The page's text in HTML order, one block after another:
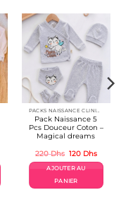
PACKS NAISSANCE CLINIQUE
Pack Naissance 5
Pcs Douceur Coton –
Magical dreams
220Dhs Le
initial
était :
220 Dhs.
120 DhsLe
actuel
AJOUTER AU
PANIER